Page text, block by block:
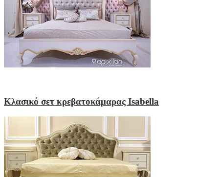
Κλασικό σετ κρεβατοκάμαρας Isabella